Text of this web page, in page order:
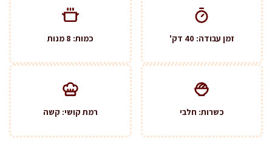
זמן עבודה: 40 דק' כמות: 8 מנות
כשרות: חלבי רמת קושי: קשה